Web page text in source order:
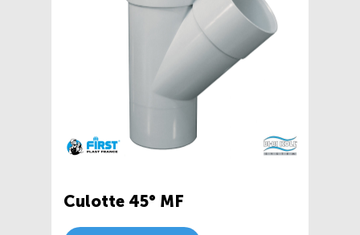
Culotte 45° MF